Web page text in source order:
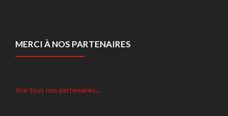
MERCI À NOS PARTENAIRES
Voir tous nos partenaires...